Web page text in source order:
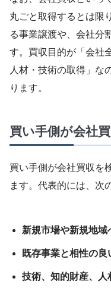
丸ごと取得するとは限
る事業譲渡や、会社分
す。買収目的が「会社
人材・技術の取得」な
ります。
買い手側が会社
買い手側が会社買収を
ます。代表的には、次
新規市場や新規地域
既存事業と相性の
技術、知的財産、人